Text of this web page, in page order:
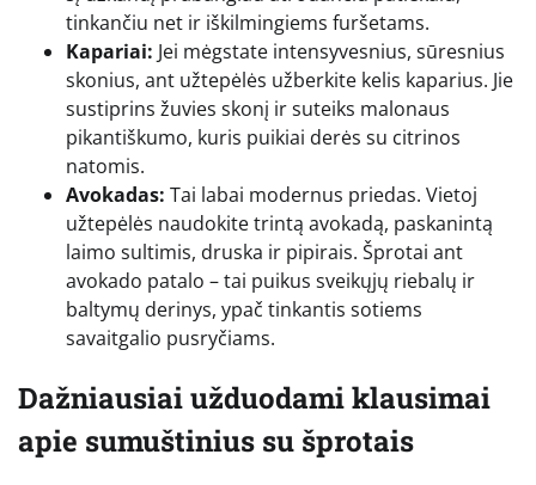
tinkančiu net ir iškilmingiems furšetams.
Kapariai: Jei mėgstate intensyvesnius, sūresnius
skonius, ant užtepėlės užberkite kelis kaparius. Jie
sustiprins žuvies skonį ir suteiks malonaus
pikantiškumo, kuris puikiai derės su citrinos
natomis.
Avokadas: Tai labai modernus priedas. Vietoj
užtepėlės naudokite trintą avokadą, paskanintą
laimo sultimis, druska ir pipirais. Šprotai ant
avokado patalo – tai puikus sveikųjų riebalų ir
baltymų derinys, ypač tinkantis sotiems
savaitgalio pusryčiams.
Dažniausiai užduodami klausimai
apie sumuštinius su šprotais